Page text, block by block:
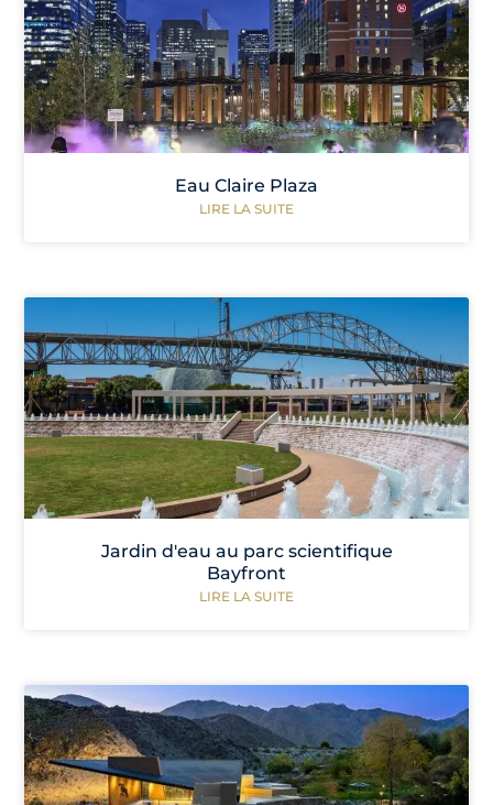
Eau Claire Plaza
LIRE LA SUITE
Jardin d'eau au parc scientifique
Bayfront
LIRE LA SUITE